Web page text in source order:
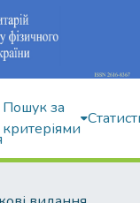
Пошук за
критеріями